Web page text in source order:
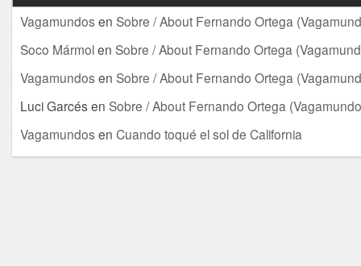
Vagamundos en Sobre / About Fernando Ortega
Soco Mármolen Sobre / About Fernando Ortega
Vagamundos en Sobre / About Fernando Ortega
Luci Garcés en Sobre / About Fernando Ortega
Vagamundos en Cuando toqué el sol de California